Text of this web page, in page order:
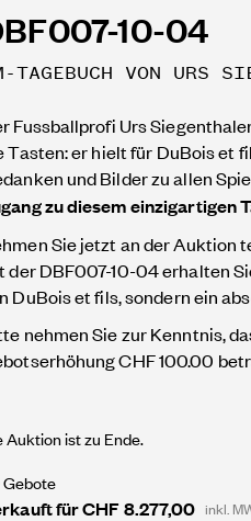
10-04
TAGEBUCH VON URS
Fussballprofi Urs
Tasten: er hielt für DuBois et
und Bilder zu allen
zu diesem einzigartigen
Sie jetzt an der Auktion
der DBF007-10-04 erhalten
DuBois et fils, sondern ein
nehmen Sie zur Kenntnis,
CHF 100.00
Auktion ist zu Ende.
für CHF 8.277,00 inkl.